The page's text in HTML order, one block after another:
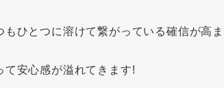
もひとつに溶けて繋がっている確信が高
安心感が溢れてきます!